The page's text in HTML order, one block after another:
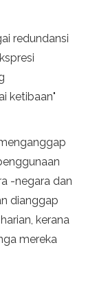
redundansi
ketibaan"
-negara dan
dianggap
kerana
mereka